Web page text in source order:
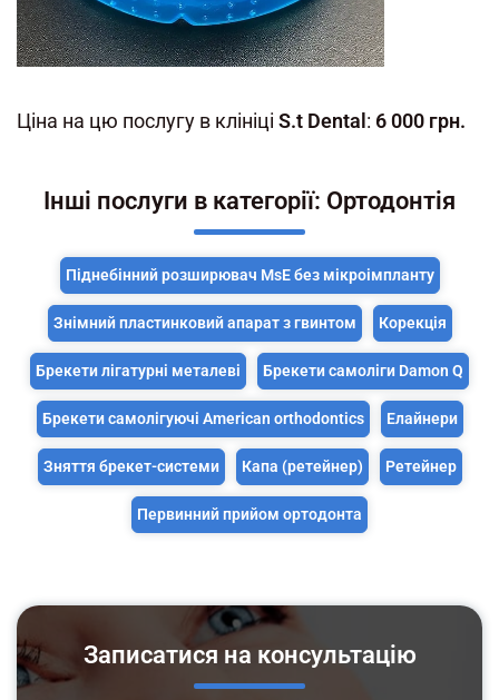
Ціна на цю послугу в клініці S.t Dental : 6 000 грн.
Інші послуги в категорії: Ортодонтія
Піднебінний розширювач MsE без мікроімпланту
Знімний пластинковий апарат з гвинтом Корекція
Брекети лігатурні металеві Брекети самоліги Damon Q
Брекети самолігуючі American orthodontics Елайнери
Зняття брекет-системи Капа (ретейнер) Ретейнер
Первинний прийом ортодонта
Записатися на консультацію